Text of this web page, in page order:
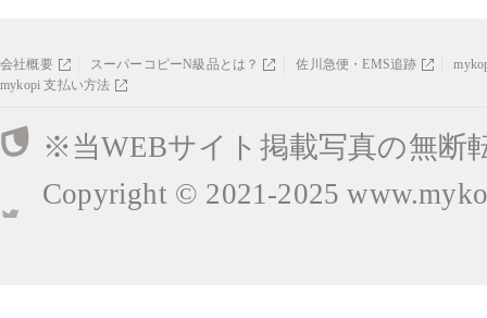
会社概要 スーパーコピーN級品とは？ 佐川急便・EMS追跡
mykopi 支払い方法
※当WEBサイト掲載写真の無断
Copyright © 2021-2025